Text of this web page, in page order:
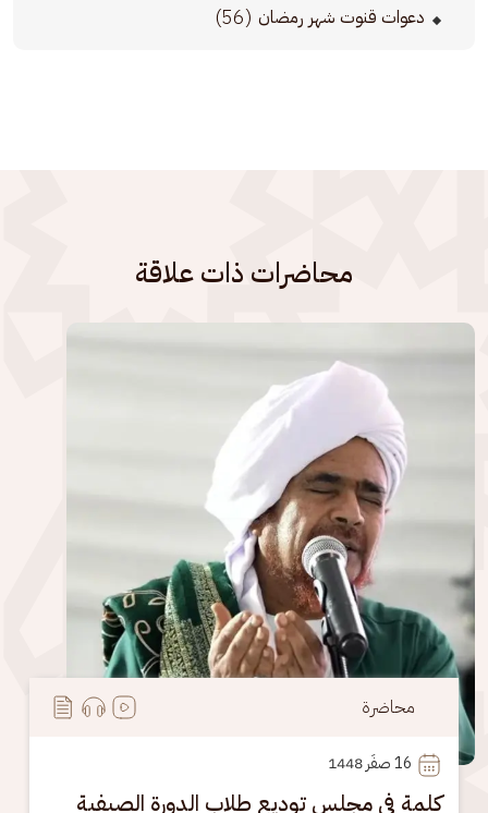
دعوات قنوت شهر رمضان (56)
محاضرات ذات علاقة
الصورة
محاضرة
16
كلمة في مجلس توديع طلاب الدورة الصيفية